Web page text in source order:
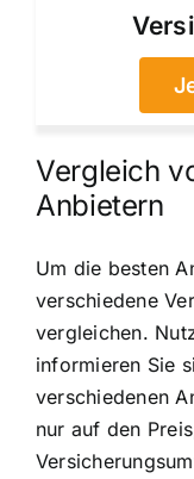
Vergleich
Anbietern
Um die besten
verschiedene
vergleichen.
informieren Sie
verschiedenen
nur auf den